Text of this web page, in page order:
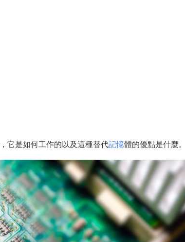
它是如何工作的以及這種替代記憶體的優點是什麼。